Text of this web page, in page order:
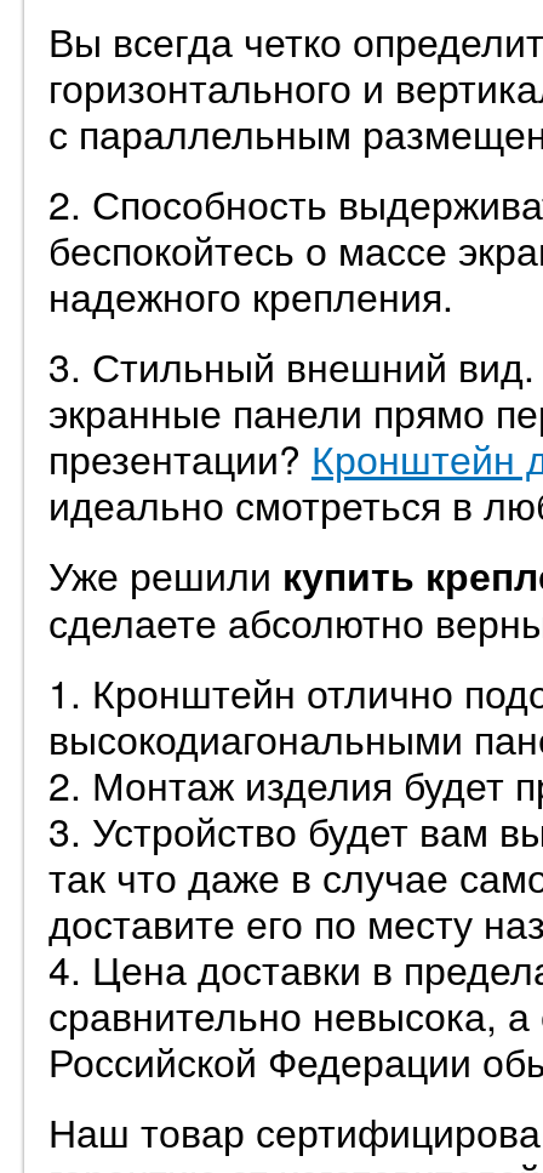
Вы всегда четко
горизонтального и
с параллельным
2. Способность
беспокойтесь о массе
надежного крепления.
3. Стильный внешний
экранные панели прямо
презентации? Кронштейн
идеально смотреться в
Уже решили купить
сделаете абсолютно
1. Кронштейн отлично
высокодиагональными
2. Монтаж изделия будет
3. Устройство будет вам
так что даже в случае
доставите его по месту
4. Цена доставки в
сравнительно невысока,
Российской Федерации
Наш товар